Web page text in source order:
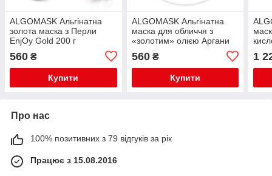
ALGOMASK Альгінатна
золота маска з Перли
EnjOy Gold 200 г
560 ₴
Купити
ALGOMASK Альгінатна
маска для обличчя з
«золотим» олією Аргани
Oriental Energizing Peel off
mask Argan Oi 200
560₴
Купити
1
Про нас
100% позитивних з 79 відгуків за рік
Працює з 15.08.2016